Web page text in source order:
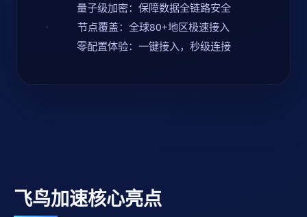
量子级加密：保障数据全链路安全
节点覆盖：全球80+地区极速接入
零配置体验：一键接入，秒级连接
飞鸟加速核心亮点